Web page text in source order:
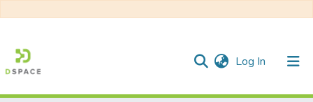
Log In (current)